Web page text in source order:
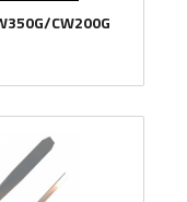
CW200G